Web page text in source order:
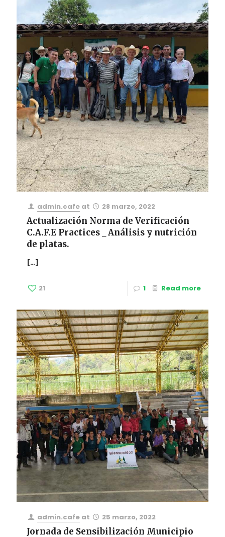
admin.cafe at 28 marzo, 2022
Actualización Norma de Verificación
C.A.F.E Practices _ Análisis y nutrición
de platas.
[…]
21 1 Read more
admin.cafe at 25 marzo, 2022
Jornada de Sensibilización Municipio